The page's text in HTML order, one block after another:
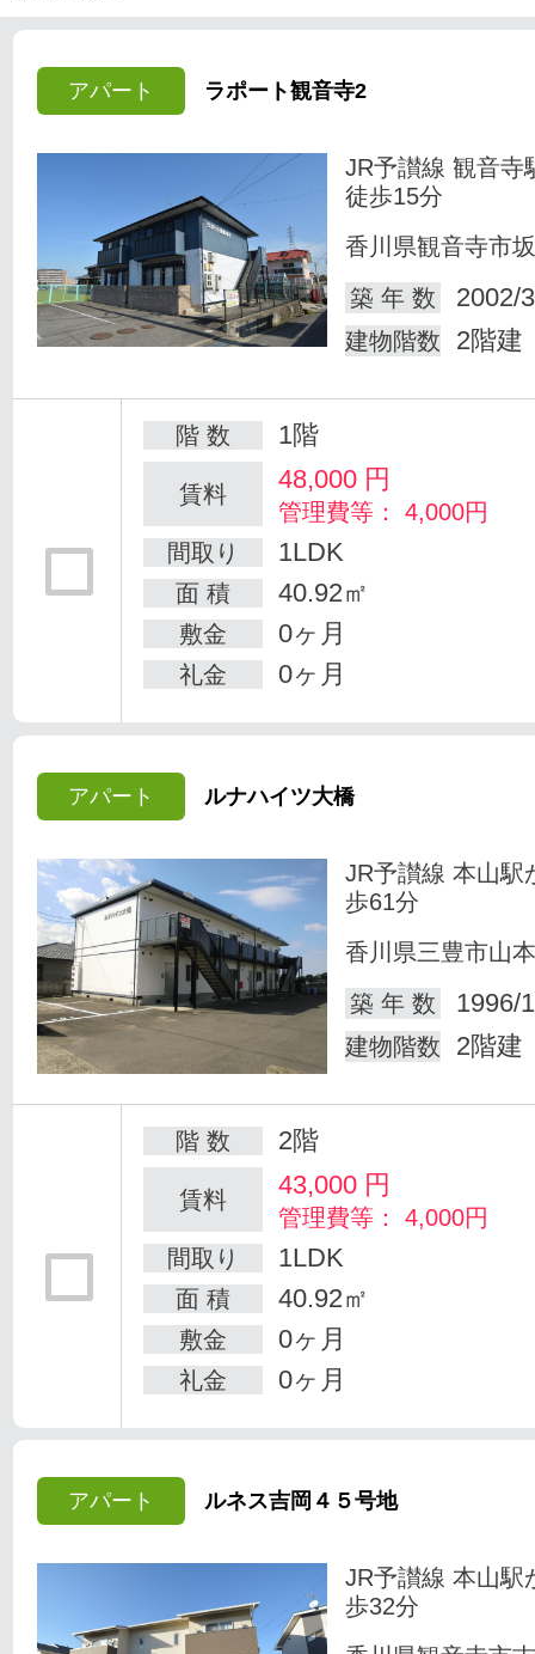
アパート ラポート観音寺2
JR予讃線 観音寺
徒歩15分
香川県観音寺市
築 年 数
2002/
建物階数 2階建
階 数 1階
賃料 48,000 円
管理費等： 4,000円
間取り
1LDK
面 積 40.92㎡
敷金 0ヶ月
礼金 0ヶ月
アパート ルナハイツ大橋
JR予讃線 本山駅
歩61分
香川県三豊市山
築 年 数
1996/
建物階数 2階建
階 数 2階
賃料 43,000 円
管理費等： 4,000円
間取り
1LDK
面 積 40.92㎡
敷金 0ヶ月
礼金 0ヶ月
アパート ルネス吉岡４５号地
JR予讃線 本山駅
歩32分